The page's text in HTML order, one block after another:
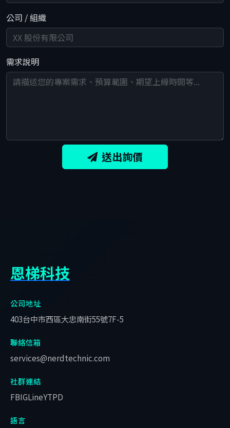
公司 / 組織
需求說明
送出詢價
恩梯科技
公司地址
403台中市西區大忠南街55號7F-5
聯絡信箱
services@nerdtechnic.com
社群連結
FBIGLineYTPD
語言